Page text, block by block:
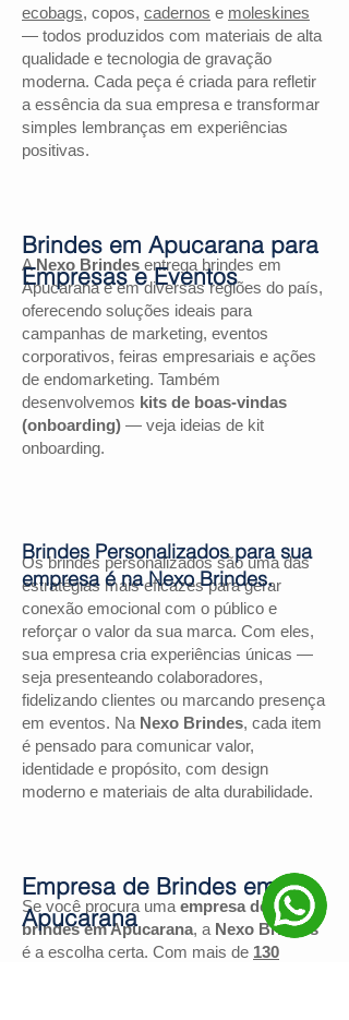
ecobags, copos, cadernos e moleskines
— todos produzidos com materiais de alta
qualidade e tecnologia de gravação
moderna. Cada peça é criada para refletir
a essência da sua empresa e transformar
simples lembranças em experiências
positivas.
ANexo Brindes entrega brindes em
Apucarana e em diversas regiões do país,
oferecendo soluções ideais para
campanhas de marketing, eventos
corporativos, feiras empresariais e ações
de endomarketing. Também
desenvolvemos kits de boas-vindas
(onboarding) — veja ideias de kit
onboarding.
Os brindes personalizados são uma das
estratégias mais eficazes para gerar
conexão emocional com o público e
reforçar o valor da sua marca. Com eles,
sua empresa cria experiências únicas —
seja presenteando colaboradores,
fidelizando clientes ou marcando presença
em eventos. Na Nexo Brindes, cada item
é pensado para comunicar valor,
identidade e propósito, com design
moderno e materiais de alta durabilidade.
Se você procura uma empresa de
brindes em Apucarana, a Nexo Brindes
é a escolha certa. Com mais de 130
Brindes em Apucarana para
Empresas e Eventos
Brindes Personalizados para sua
empresa é na Nexo Brindes.
Empresa de Brindes em
Apucarana